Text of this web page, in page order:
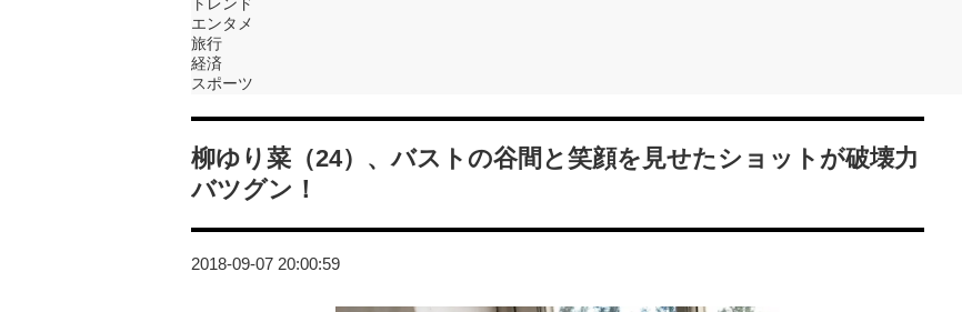
エンタメ
旅行
経済
スポーツ
柳ゆり菜（24）、バストの谷間と笑顔を見せたショットが破壊力
バツグン！
2018-09-07 20:00:59